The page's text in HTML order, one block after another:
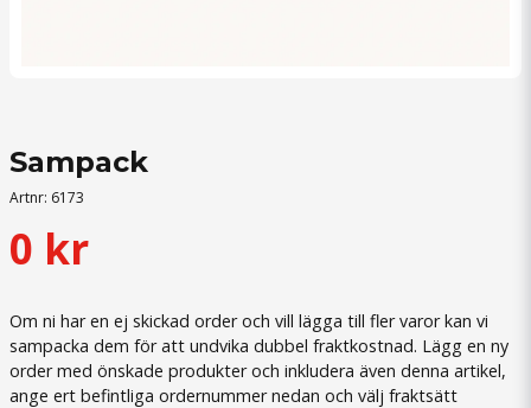
Sampack
Artnr: 6173
0 kr
Om ni har en ej skickad order och vill lägga till fler varor kan vi
sampacka dem för att undvika dubbel fraktkostnad. Lägg en ny
order med önskade produkter och inkludera även denna artikel,
ange ert befintliga ordernummer nedan och välj fraktsätt